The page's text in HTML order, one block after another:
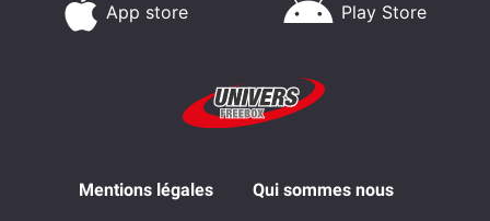
App store Play Store
Mentions légales Qui sommes nous